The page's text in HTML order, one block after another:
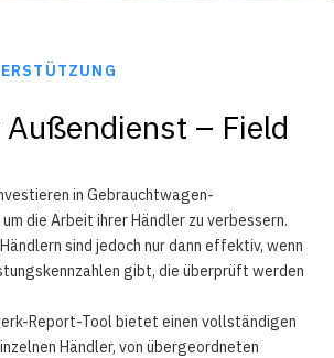
– Field
in Gebrauchtwagen-
die Arbeit ihrer Händler zu verbessern.
sind jedoch nur dann effektiv, wenn
gibt, die überprüft werden
Report-Tool bietet einen vollständigen
Händler, von übergeordneten